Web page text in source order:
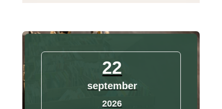
22
september
2026